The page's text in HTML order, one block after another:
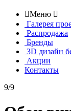
Меню 
Галерея
Распродажа
Бренды
3D дизайн
Акции
Контакты
9/9